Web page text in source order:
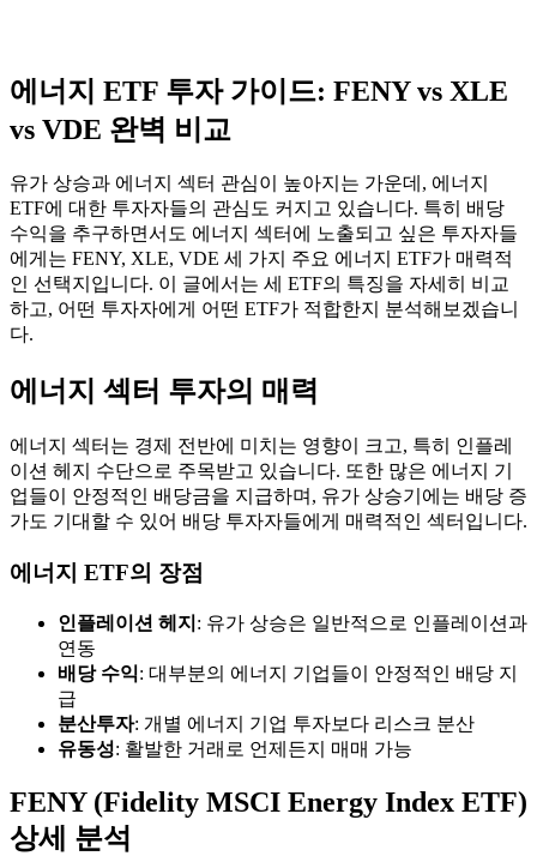
에너지 ETF 투자 가이드: FENY vs XLE
vs VDE 완벽 비교
유가 상승과 에너지 섹터 관심이 높아지는 가운데, 에너지
ETF에 대한 투자자들의 관심도 커지고 있습니다. 특히 배당
수익을 추구하면서도 에너지 섹터에 노출되고 싶은 투자자들
에게는 FENY, XLE, VDE 세 가지 주요 에너지 ETF가 매력적
인 선택지입니다. 이 글에서는 세 ETF의 특징을 자세히 비교
하고, 어떤 투자자에게 어떤 ETF가 적합한지 분석해보겠습니
다.
에너지 섹터 투자의 매력
에너지 섹터는 경제 전반에 미치는 영향이 크고, 특히 인플레
이션 헤지 수단으로 주목받고 있습니다. 또한 많은 에너지 기
업들이 안정적인 배당금을 지급하며, 유가 상승기에는 배당 증
가도 기대할 수 있어 배당 투자자들에게 매력적인 섹터입니다.
에너지 ETF의 장점
인플레이션 헤지 : 유가 상승은 일반적으로 인플레이션과
연동
배당 수익: 대부분의 에너지 기업들이 안정적인 배당 지
급
분산투자: 개별 에너지 기업 투자보다 리스크 분산
유동성: 활발한 거래로 언제든지 매매 가능
FENY (Fidelity MSCI Energy Index ETF)
상세 분석